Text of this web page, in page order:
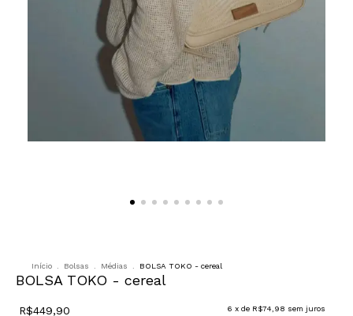
Início Bolsas Médias BOLSA TOKO - cereal
BOLSA TOKO - cereal
R$449,90 6 x de R$74,98 sem juros